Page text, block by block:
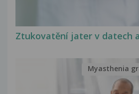
Ztukovatění jater v datech
Myasthenia